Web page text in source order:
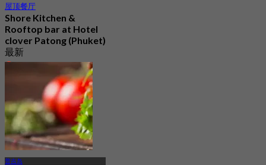
屋顶餐厅
Shore Kitchen &
Rooftop bar at Hotel
clover Patong (Phuket)
最新
3.9
฿ 495
普吉岛